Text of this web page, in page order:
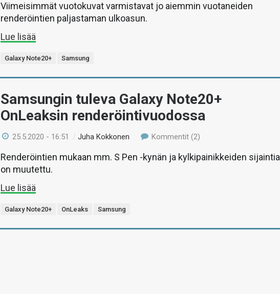
Viimeisimmät vuotokuvat varmistavat jo aiemmin vuotaneiden
renderöintien paljastaman ulkoasun.
Lue lisää
Galaxy Note20+ Samsung
Samsungin tuleva Galaxy Note20+
OnLeaksin renderöintivuodossa
25.5.2020 - 16:51 /Juha Kokkonen Kommentit (2)
Renderöintien mukaan mm. S Pen -kynän ja kylkipainikkeiden sijaintia
on muutettu.
Lue lisää
Galaxy Note20+ OnLeaks Samsung